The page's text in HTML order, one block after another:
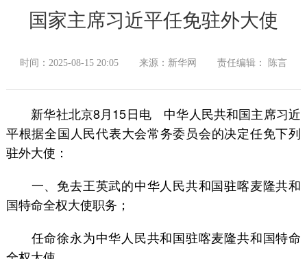
国家主席习近平任免驻外大使
时间：2025-08-15 20:05 来源：新华网 责任编辑： 陈言
新华社北京8月15日电 中华人民共和国主席习近
平根据全国人民代表大会常务委员会的决定任免下列
驻外大使：
一、免去王英武的中华人民共和国驻喀麦隆共和
国特命全权大使职务；
任命徐永为中华人民共和国驻喀麦隆共和国特命